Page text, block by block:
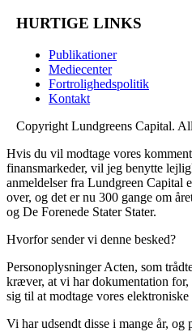
HURTIGE LINKS
Publikationer
Mediecenter
Fortrolighedspolitik
Kontakt
Copyright Lundgreens Capital.
Hvis du vil modtage vores
finansmarkeder, vil jeg benytte
anmeldelser fra Lundgreen Capital
over, og det er nu 300 gange om
og De Forenede Stater Stater.
Hvorfor sender vi denne besked?
Personoplysninger Acten, som
kræver, at vi har dokumentation
sig til at modtage vores
Vi har udsendt disse i mange år,